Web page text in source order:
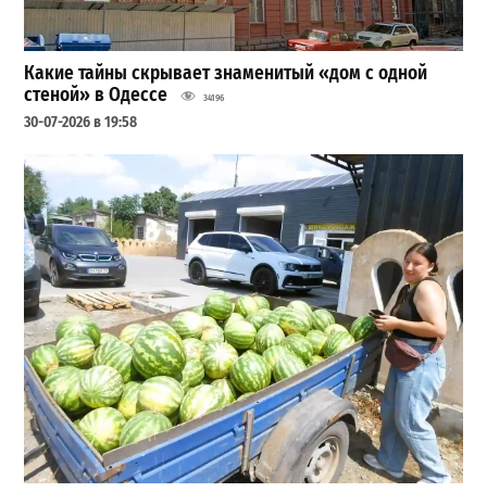
Какие тайны скрывает знаменитый «дом с одной
стеной» в Одессе
34196
30-07-2026 в 19:58